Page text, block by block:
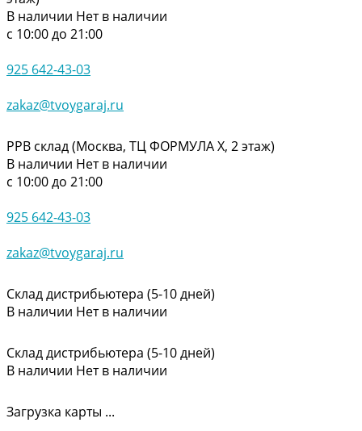
В наличии Нет в наличии
с 10:00 до 21:00
925 642-43-03
zakaz@tvoygaraj.ru
РРВ склад (Москва, ТЦ ФОРМУЛА Х, 2 этаж)
В наличии Нет в наличии
с 10:00 до 21:00
925 642-43-03
zakaz@tvoygaraj.ru
Склад дистрибьютера (5-10 дней)
В наличии Нет в наличии
Склад дистрибьютера (5-10 дней)
В наличии Нет в наличии
Загрузка карты ...